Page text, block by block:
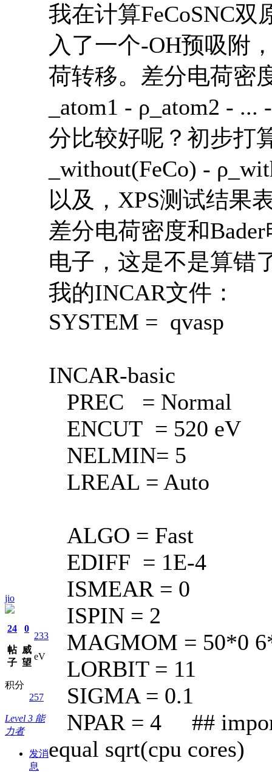
jio
24
帖
子
0
威
望
233
eV
积分
257
Level 3 能
力者
发消
息
我在计算FeCoSNC
入了一个-OH预吸附
荷转移。差分电荷密
_atom1 - ρ_atom2 -
分比较好呢？初步打
_without(FeCo) -
以及，XPS测试结果
差分电荷密度和
电子，这是不是算错
我的INCAR文件：
SYSTEM = qvasp
INCAR-basic
PREC = Normal
ENCUT = 520 eV
NELMIN= 5
LREAL = Auto
ALGO = Fast
EDIFF = 1E-4
ISMEAR = 0
ISPIN = 2
MAGMOM = 50*0
LORBIT = 11
SIGMA = 0.1
NPAR = 4 ##
equal sqrt(cpu cores)